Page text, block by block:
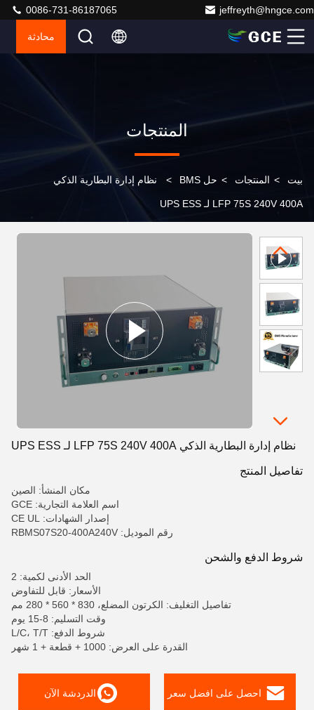
jeffreyth@hngce.com
0086-731-86187065
محادثة
المنتجات
بيت > المنتجات > حل BMS > نظام إدارة البطارية الذكي
LFP 75S 240V 400A لـ UPS ESS
نظام إدارة البطارية الذكي LFP 75S 240V 400A لـ UPS ESS
تفاصيل المنتج
مكان المنشأ: الصين
اسم العلامة التجارية: GCE
إصدار الشهادات: CE UL
رقم الموديل: RBMS07S20-400A240V
شروط الدفع والشحن
الحد الأدنى لكمية: 2
الأسعار: قابل للتفاوض
تفاصيل التغليف: الكرتون المضلع، 830 * 560 * 280 مم
وقت التسليم: 8-15 يوم
شروط الدفع: L/C، T/T
القدرة على العرض: 1000 + قطعة + 1 شهر
احصل على افضل سعر الدردشة الآن